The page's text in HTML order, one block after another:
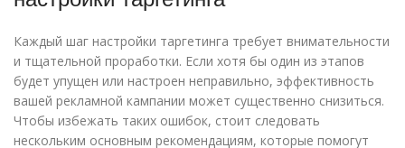
Каждый шаг настройки таргетинга требует внимательности
и тщательной проработки. Если хотя бы один из этапов
будет упущен или настроен неправильно, эффективность
вашей рекламной кампании может существенно снизиться.
Чтобы избежать таких ошибок, стоит следовать
нескольким основным рекомендациям, которые помогут